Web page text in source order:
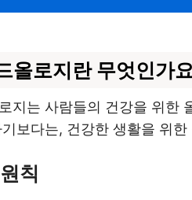
올로지란 무엇인가
지는 사람들의 건강을 위한
기보다는, 건강한 생활을 위
칙